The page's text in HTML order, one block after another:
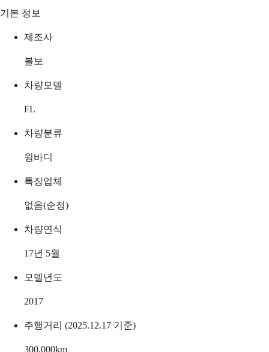
기본 정보
제조사
볼보
차량모델
FL
차량분류
윙바디
특장업체
없음(순정)
차량연식
17년 5월
모델년도
2017
주행거리 (2025.12.17 기준)
300,000km